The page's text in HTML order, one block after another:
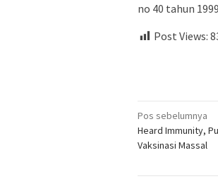
no 40 tahun
Post Views:
Navigasi
pos
Pos sebelumnya
Heard Immunity,
Vaksinasi Massal